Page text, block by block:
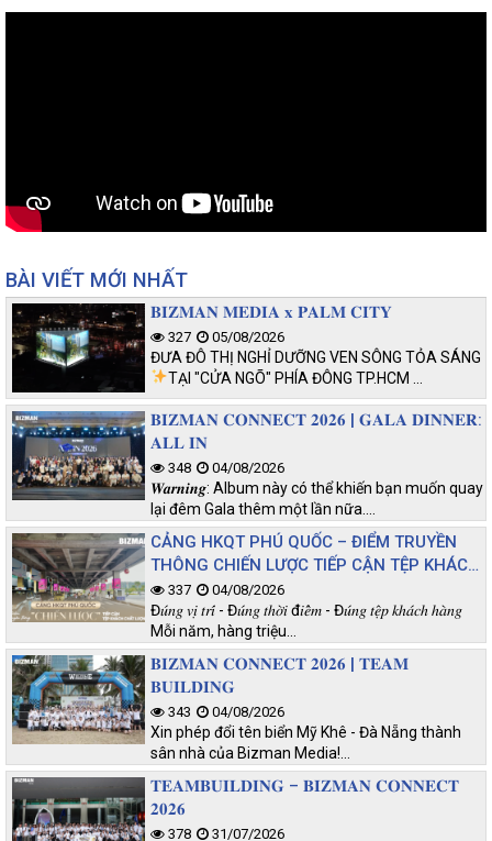
BÀI VIẾT MỚI NHẤT
𝐁𝐈𝐙𝐌𝐀𝐍 𝐌𝐄𝐃𝐈𝐀 𝐱 𝐏𝐀𝐋𝐌 𝐂𝐈𝐓𝐘
327 05/08/2026
ĐƯA ĐÔ THỊ NGHỈ DƯỠNG VEN SÔNG TỎA SÁNG
TẠI "CỬA NGÕ" PHÍA ĐÔNG TP.HCM
𝐁𝐈𝐙𝐌𝐀𝐍 𝐂𝐎𝐍𝐍𝐄𝐂𝐓 𝟐𝟎𝟐𝟔 | 𝐆𝐀𝐋𝐀 𝐃𝐈𝐍𝐍𝐄𝐑:
𝐀𝐋𝐋 𝐈𝐍
348 04/08/2026
𝑾𝒂𝒓𝒏𝒊𝒏𝒈: Album này có thể khiến bạn muốn quay
lại đêm Gala thêm một lần nữa.…
CẢNG HKQT PHÚ QUỐC – ĐIỂM TRUYỀN
THÔNG CHIẾN LƯỢC TIẾP CẬN TỆP KHÁCH
CHẤT LƯỢNG
337 04/08/2026
Đ𝑢́𝑛𝑔 𝑣𝑖̣ 𝑡𝑟𝑖́ - Đ𝑢́𝑛𝑔 𝑡ℎ𝑜̛̀𝑖 đ𝑖𝑒̂̉𝑚 - Đ𝑢́𝑛𝑔 𝑡𝑒̣̂𝑝 𝑘ℎ𝑎́𝑐ℎ ℎ𝑎̀𝑛𝑔
Mỗi năm, hàng triệu…
𝐁𝐈𝐙𝐌𝐀𝐍 𝐂𝐎𝐍𝐍𝐄𝐂𝐓 𝟐𝟎𝟐𝟔 | 𝐓𝐄𝐀𝐌
𝐁𝐔𝐈𝐋𝐃𝐈𝐍𝐆
343 04/08/2026
Xin phép đổi tên biển Mỹ Khê - Đà Nẵng thành
sân nhà của Bizman Media!…
𝐓𝐄𝐀𝐌𝐁𝐔𝐈𝐋𝐃𝐈𝐍𝐆 – 𝐁𝐈𝐙𝐌𝐀𝐍 𝐂𝐎𝐍𝐍𝐄𝐂𝐓
𝟐𝟎𝟐𝟔
378 31/07/2026